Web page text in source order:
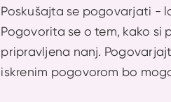
Poskušajta se pogovarjati -
Pogovorita se o tem, kako si
pripravljena nanj.
iskrenim pogovorom bo